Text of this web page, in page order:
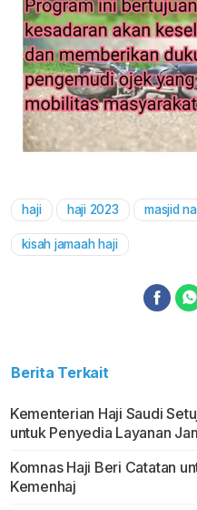
haji haji 2023 masjid
kisah jamaah haji
Berita Terkait
Kementerian Haji Saudi
untuk Penyedia Layanan
Komnas Haji Beri Catatan
Kemenhaj